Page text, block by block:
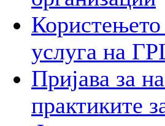
Користењето
услуга на
Пријава за
практиките